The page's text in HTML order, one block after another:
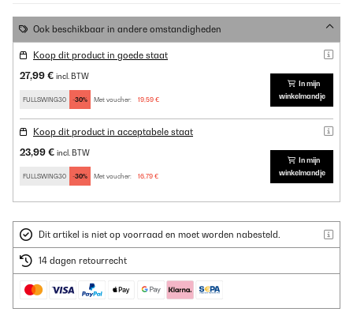
Ook beschikbaar in andere omstandigheden
Koop dit product in goede staat
27,99 € incl. BTW
FULLSWING30 -30% Met voucher: 19,59 €
In mijn
winkelmandje
Koop dit product in acceptabele staat
23,99 € incl. BTW
FULLSWING30 -30% Met voucher: 16,79 €
In mijn
winkelmandje
Dit artikel is niet op voorraad en moet worden nabesteld.
14 dagen retourrecht